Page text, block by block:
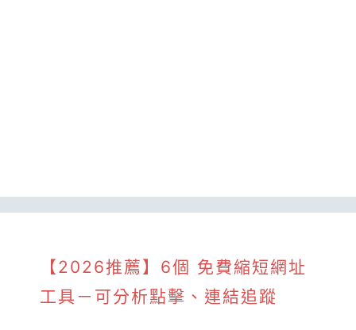
【2026推薦】6個 免費縮短網址
工具－可分析點擊、連結追蹤